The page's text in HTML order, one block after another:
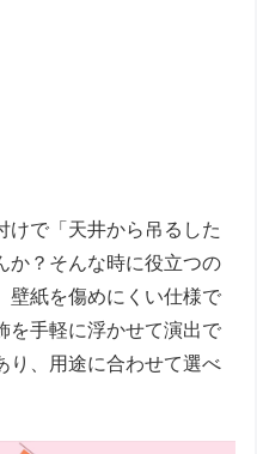
けで「天井から吊るした
か？そんな時に役立つの
壁紙を傷めにくい仕様で
を手軽に浮かせて演出で
り、用途に合わせて選べ